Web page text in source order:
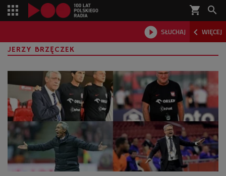
shopping_cart 
 SŁUCHAJ  WIĘCEJ

JERZY BRZĘCZEK